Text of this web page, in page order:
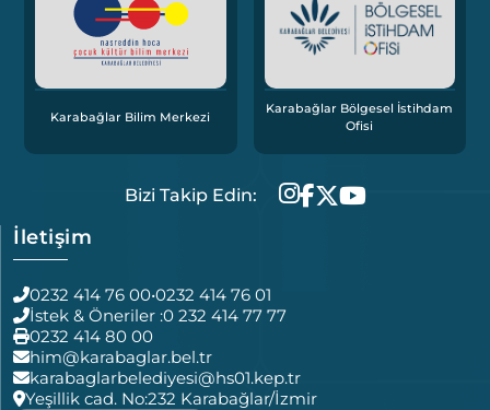
Karabağlar Bilim Merkezi
Karabağlar Bölgesel İstihdam
Ofisi
Bizi Takip Edin:
İletişim
0232 414 76 00•0232 414 76 01
İstek & Öneriler :0 232 414 77 77
0232 414 80 00
him@karabaglar.bel.tr
karabaglarbelediyesi@hs01.kep.tr
Yeşillik cad. No:232 Karabağlar/İzmir